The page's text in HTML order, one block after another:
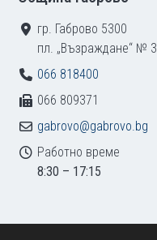
гр. Габрово 5300
пл. „Възраждане“ № 3
066 818400
066 809371
gabrovo@gabrovo.bg
Работно време
8:30 – 17:15